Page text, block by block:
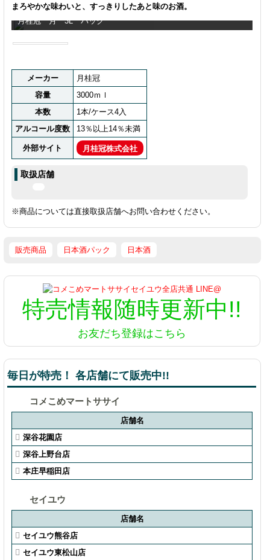
まろやかな味わいと、すっきりしたあと味のお酒。
月桂冠 月 3L パック
メーカー
月桂冠
容量
3000ｍｌ
本数
1本/ケース4入
アルコール度数
13％以上14％未満
外部サイト 月桂冠株式会社
取扱店舗
※商品については直接取扱店舗へお問い合わせください。
販売商品 日本酒パック 日本酒
特売情報随時更新中!!
お友だち登録はこちら
毎日が特売！ 各店舗にて販売中!!
コメこめマートササイ
店舗名
深谷花園店
深谷上野台店
本庄早稲田店
セイユウ
店舗名
セイユウ熊谷店
セイユウ東松山店